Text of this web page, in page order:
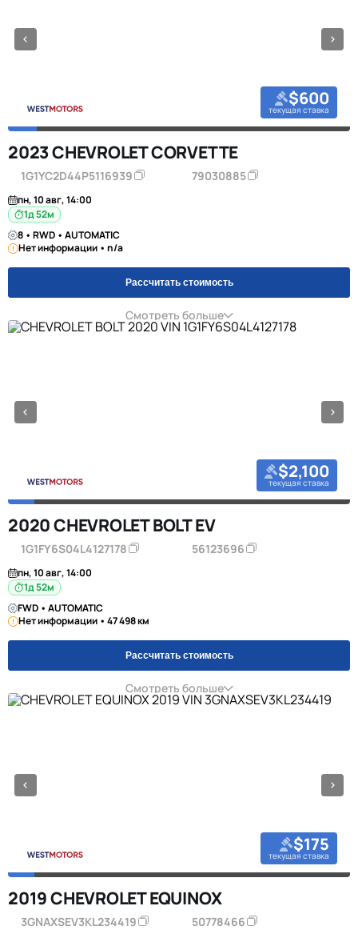
$600
текущая ставка
2023 CHEVROLET CORVETTE
1G1YC2D44P5116939 79030885
пн, 10 авг, 14:00
1д 52м
8 • RWD • AUTOMATIC
Нет информации • n/a
Рассчитать стоимость
Смотреть больше
$2,100
текущая ставка
2020 CHEVROLET BOLT EV
1G1FY6S04L4127178 56123696
пн, 10 авг, 14:00
1д 52м
FWD • AUTOMATIC
Нет информации • 47 498 км
Рассчитать стоимость
Смотреть больше
$175
текущая ставка
2019 CHEVROLET EQUINOX
3GNAXSEV3KL234419 50778466